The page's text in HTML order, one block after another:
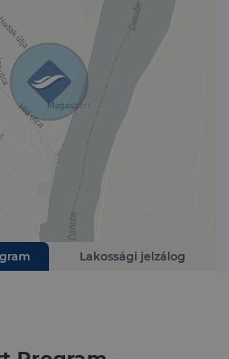
jelenleg vegyes tüzelésű.
es, két részből álló, körbekerített,
telek.
egy 311 m2-es kert tartozik,
telekkel együtt kerül
a mérete 287 m2, így együtt
az udvarba a 287 m2-es,
kert felől lehetséges.
mellett egy tároló helyiség
telken több tároló is található.
hívását!
Lakossági jelzálog